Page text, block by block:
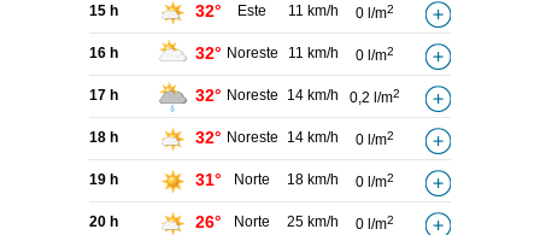
15 h 32° Este 11 km/h 0 l/m2
16 h 32° Noreste 11 km/h 0 l/m2
17 h 32° Noreste 14 km/h 0,2 l/m2
18 h 32° Noreste 14 km/h 0 l/m2
19 h 31° Norte 18 km/h 0 l/m2
20 h 26° Norte 25 km/h 0 l/m2